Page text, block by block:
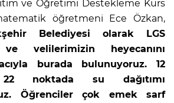
ve Öğretimi Destekleme Kurs
öğretmeni Ece Özkan,
Belediyesi olarak LGS
velilerimizin heyecanını
burada bulunuyoruz. 12
noktada su dağıtımı
Öğrenciler çok emek sarf